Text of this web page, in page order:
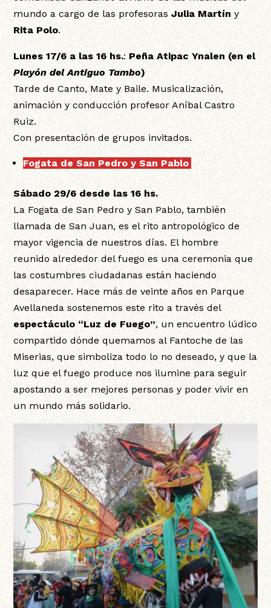
mundo a cargo de las profesoras Julia Martín y
Rita Polo.
Lunes 17/6 a las 16 hs.: Peña Atipac Ynalen (en el
Playón del Antiguo Tambo)
Tarde de Canto, Mate y Baile. Musicalización,
animación y conducción profesor Aníbal Castro
Ruiz.
Con presentación de grupos invitados.
Fogata de San Pedro y San Pablo
Sábado 29/6 desde las 16 hs.
La Fogata de San Pedro y San Pablo, también
llamada de San Juan, es el rito antropológico de
mayor vigencia de nuestros días. El hombre
reunido alrededor del fuego es una ceremonia que
las costumbres ciudadanas están haciendo
desaparecer. Hace más de veinte años en Parque
Avellaneda sostenemos este rito a través del
espectáculo “Luz de Fuego”, un encuentro lúdico
compartido dónde quemamos al Fantoche de las
Miserias, que simboliza todo lo no deseado, y que la
luz que el fuego produce nos ilumine para seguir
apostando a ser mejores personas y poder vivir en
un mundo más solidario.